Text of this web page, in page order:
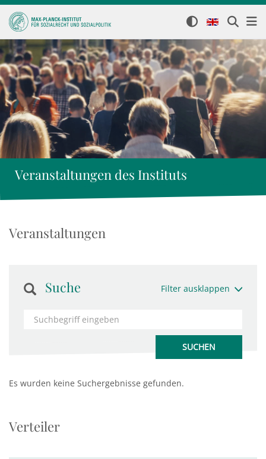
Veranstaltungen des Instituts
Veranstaltungen
Suche Filter ausklappen
Es wurden keine Suchergebnisse gefunden.
Verteiler